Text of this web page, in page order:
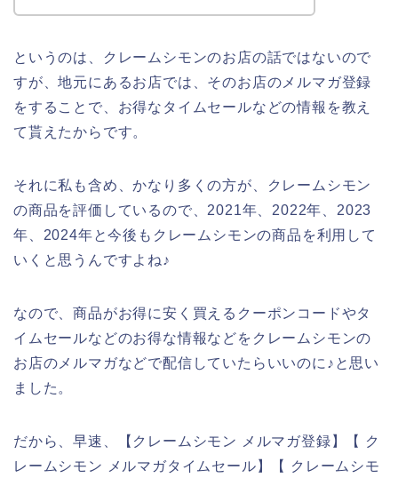
というのは、クレームシモンのお店の話ではないので
すが、地元にあるお店では、そのお店のメルマガ登録
をすることで、お得なタイムセールなどの情報を教え
て貰えたからです。
それに私も含め、かなり多くの方が、クレームシモン
の商品を評価しているので、2021年、2022年、2023
年、2024年と今後もクレームシモンの商品を利用して
いくと思うんですよね♪
なので、商品がお得に安く買えるクーポンコードやタ
イムセールなどのお得な情報などをクレームシモンの
お店のメルマガなどで配信していたらいいのに♪と思い
ました。
だから、早速、【クレームシモン メルマガ登録】【 ク
レームシモン メルマガタイムセール】【 クレームシモ